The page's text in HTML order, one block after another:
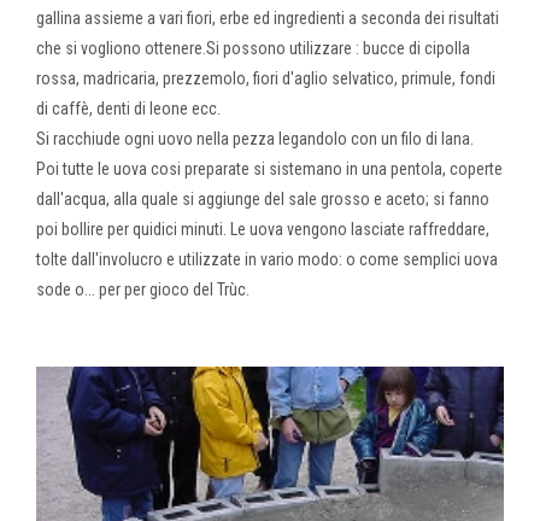
gallina assieme a vari fiori, erbe ed ingredienti a seconda dei risultati
che si vogliono ottenere.Si possono utilizzare : bucce di cipolla
rossa, madricaria, prezzemolo, fiori d'aglio selvatico, primule, fondi
di caffè, denti di leone ecc.
Si racchiude ogni uovo nella pezza legandolo con un filo di lana.
Poi tutte le uova cosi preparate si sistemano in una pentola, coperte
dall'acqua, alla quale si aggiunge del sale grosso e aceto; si fanno
poi bollire per quidici minuti. Le uova vengono lasciate raffreddare,
tolte dall'involucro e utilizzate in vario modo: o come semplici uova
sode o... per per gioco del Trùc.